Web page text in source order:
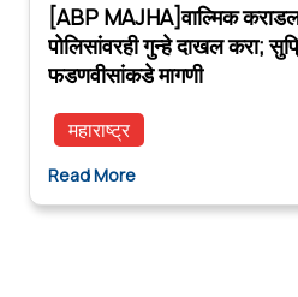
[ABP MAJHA]वाल्मिक
पोलिसांवरही गुन्हे दाखल करा;
फडणवीसांकडे मागणी
महाराष्ट्र
Read More